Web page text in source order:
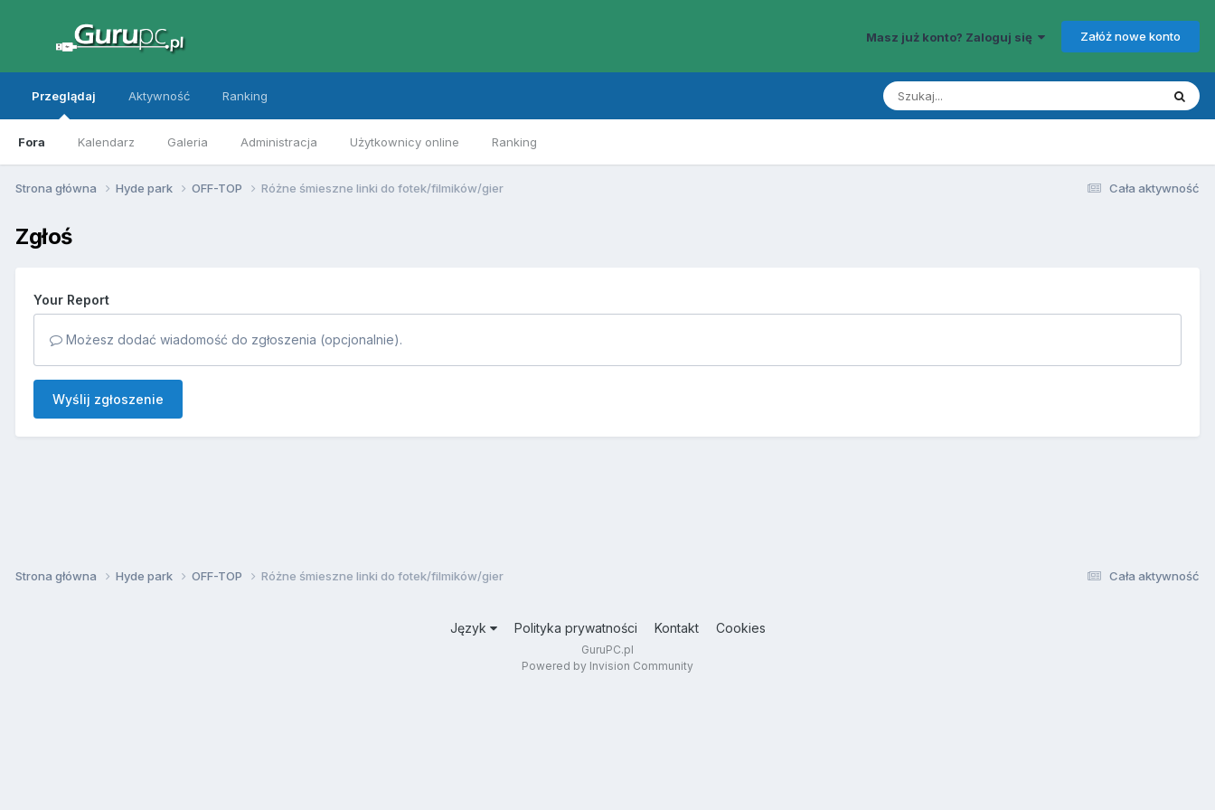
Masz już konto? Zaloguj się Załóż nowe konto
Przeglądaj
Fora Kalendarz Galeria Administracja Użytkownicy online Ranking
Aktywność Ranking
Cała aktywność
Strona główna Hyde park OFF-TOP Różne śmieszne linki do fotek/filmików/gier
Zgłoś
Your Report
Możesz dodać wiadomość do zgłoszenia (opcjonalnie).
Wyślij zgłoszenie
Cała aktywność
Strona główna Hyde park OFF-TOP Różne śmieszne linki do fotek/filmików/gier
Język Polityka prywatności Kontakt Cookies
GuruPC.pl
Powered by Invision Community